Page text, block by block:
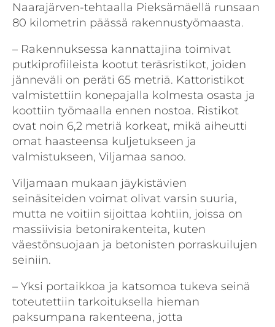
Naarajärven-tehtaalla Pieksämäellä runsaan
80 kilometrin päässä rakennustyömaasta.
– Rakennuksessa kannattajina toimivat
putkiprofiileista kootut teräsristikot, joiden
jänneväli on peräti 65 metriä. Kattoristikot
valmistettiin konepajalla kolmesta osasta ja
koottiin työmaalla ennen nostoa. Ristikot
ovat noin 6,2 metriä korkeat, mikä aiheutti
omat haasteensa kuljetukseen ja
valmistukseen, Viljamaa sanoo.
Viljamaan mukaan jäykistävien
seinäsiteiden voimat olivat varsin suuria,
mutta ne voitiin sijoittaa kohtiin, joissa on
massiivisia betonirakenteita, kuten
väestönsuojaan ja betonisten porraskuilujen
seiniin.
– Yksi portaikkoa ja katsomoa tukeva seinä
toteutettiin tarkoituksella hieman
paksumpana rakenteena, jotta